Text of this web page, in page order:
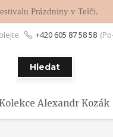
Prázdniny v Telči.
Hledat
+420 605 87 58 58
Alexandr Kozák